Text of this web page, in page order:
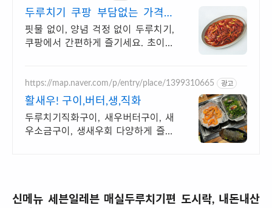
두루치기 쿠팡 부담없는 가격에
푸짐하게
핏물 없이, 양념 걱정 없이 두루치기,
쿠팡에서 간편하게 즐기세요. 초이스
https://map.naver.com/p/entry/place/1399310665 광고
활새우! 구이,버터,생,직화
두루치기직화구이, 새우버터구이, 새
우소금구이, 생새우회 다양하게 즐기
신메뉴 세븐일레븐 매실두루치기편 도시락, 내돈내산